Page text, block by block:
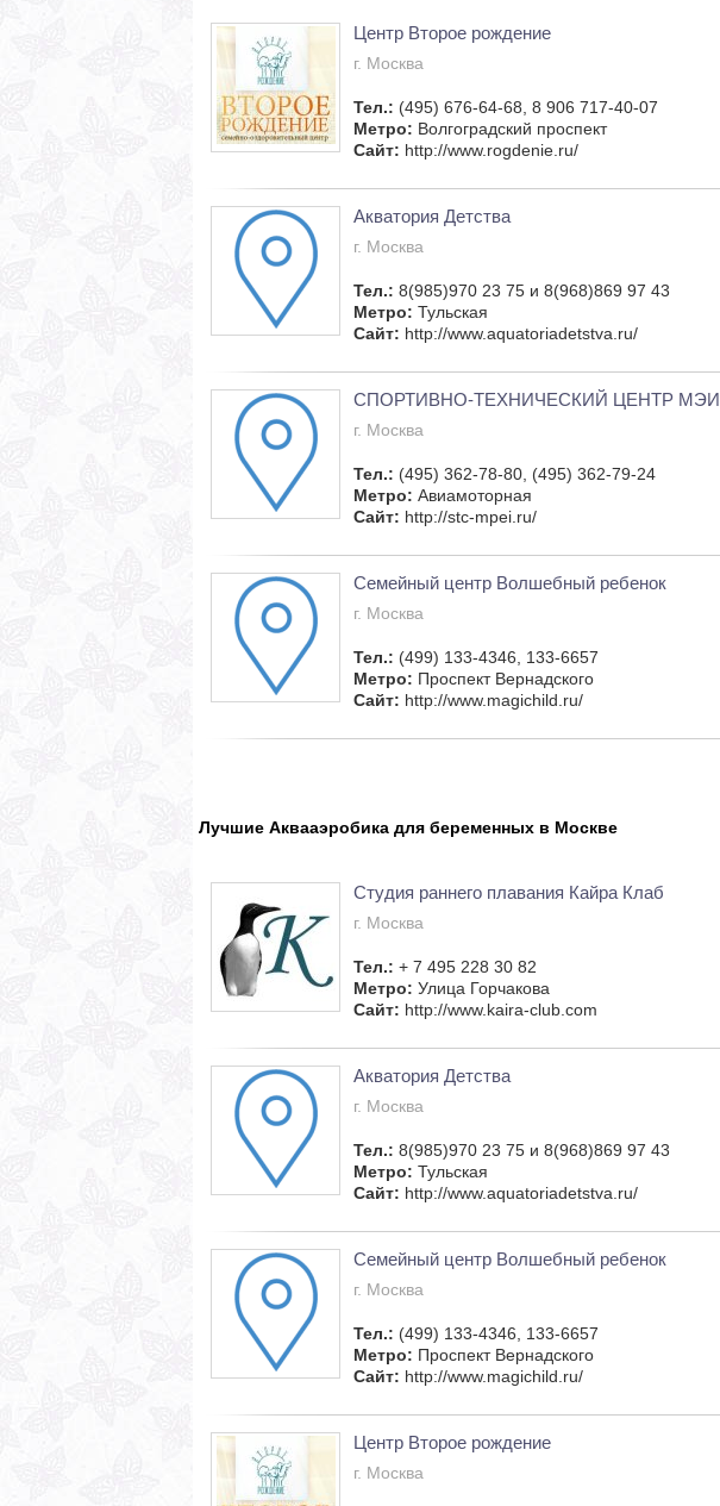
Центр Второе рождение
г. Москва
Тел.: (495) 676-64-68, 8 906 717-40-07
Метро: Волгоградский проспект
Сайт: http://www.rogdenie.ru/
Акватория Детства
г. Москва
Тел.: 8(985)970 23 75 и 8(968)869 97 43
Метро: Тульская
Сайт: http://www.aquatoriadetstva.ru/
СПОРТИВНО-ТЕХНИЧЕСКИЙ ЦЕНТР МЭИ
г. Москва
Тел.: (495) 362-78-80, (495) 362-79-24
Метро: Авиамоторная
Сайт: http://stc-mpei.ru/
Семейный центр Волшебный ребенок
г. Москва
Тел.: (499) 133-4346, 133-6657
Метро: Проспект Вернадского
Сайт: http://www.magichild.ru/
Лучшие Аквааэробика для беременных в Москве
Студия раннего плавания Кайра Клаб
г. Москва
Тел.: + 7 495 228 30 82
Метро: Улица Горчакова
Сайт: http://www.kaira-club.com
Акватория Детства
г. Москва
Тел.: 8(985)970 23 75 и 8(968)869 97 43
Метро: Тульская
Сайт: http://www.aquatoriadetstva.ru/
Семейный центр Волшебный ребенок
г. Москва
Тел.: (499) 133-4346, 133-6657
Метро: Проспект Вернадского
Сайт: http://www.magichild.ru/
Центр Второе рождение
г. Москва